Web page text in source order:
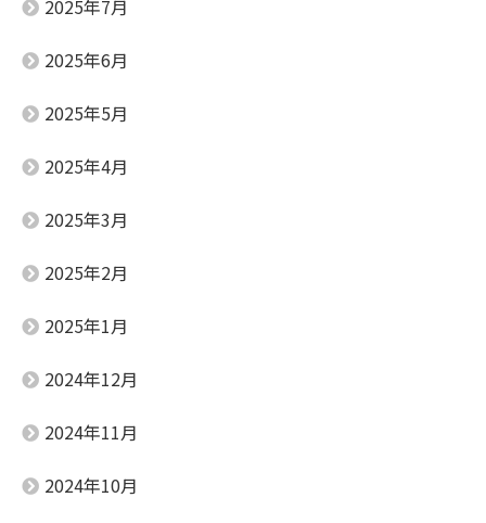
2025年7月
2025年6月
2025年5月
2025年4月
2025年3月
2025年2月
2025年1月
2024年12月
2024年11月
2024年10月